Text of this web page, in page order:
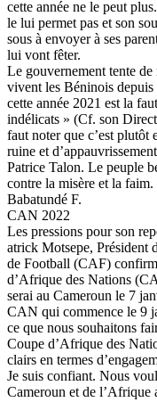
cette année ne le peut
le lui permet pas et son
sous à envoyer à ses
lui vont fêter.
Le gouvernement tente
vivent les Béninois depuis
cette année 2021 est la
indélicats » (Cf. son
faut noter que c’est plutôt
ruine et
Patrice Talon. Le peuple
contre la misère et la faim.
Babatundé F.
CAN 2022
Les pressions pour son
atrick Motsepe, Président
de Football (CAF)
d’Afrique des Nations
serai au Cameroun le 7
CAN qui commence le 9
ce que nous souhaitons
Coupe d’Afrique des
clairs en termes
Je suis confiant. Nous
Cameroun et de l’Afrique